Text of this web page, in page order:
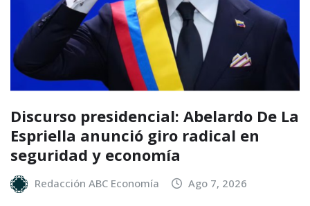
Discurso presidencial: Abelardo De La
Espriella anunció giro radical en
seguridad y economía
Redacción ABC Economía Ago 7, 2026